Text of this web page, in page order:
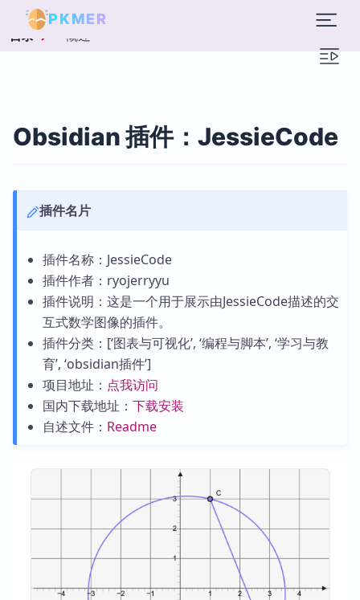
PKMER
目录 概述
Obsidian 插件：JessieCode
插件名片
插件名称：JessieCode
插件作者：ryojerryyu
插件说明：这是一个用于展示由JessieCode描述的交
互式数学图像的插件。
插件分类：[‘图表与可视化’, ‘编程与脚本’, ‘学习与教
育’, ‘obsidian插件’]
项目地址： 点我访问
国内下载地址： 下载安装
自述文件： Readme